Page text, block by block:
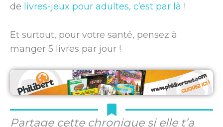
de livres-jeux pour adultes, c’est par là !
Et surtout, pour votre santé, pensez à
manger 5 livres par jour !
Partage cette chronique si elle t’a